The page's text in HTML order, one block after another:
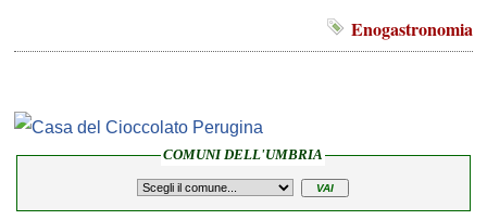
Enogastronomia
COMUNI DELL'UMBRIA